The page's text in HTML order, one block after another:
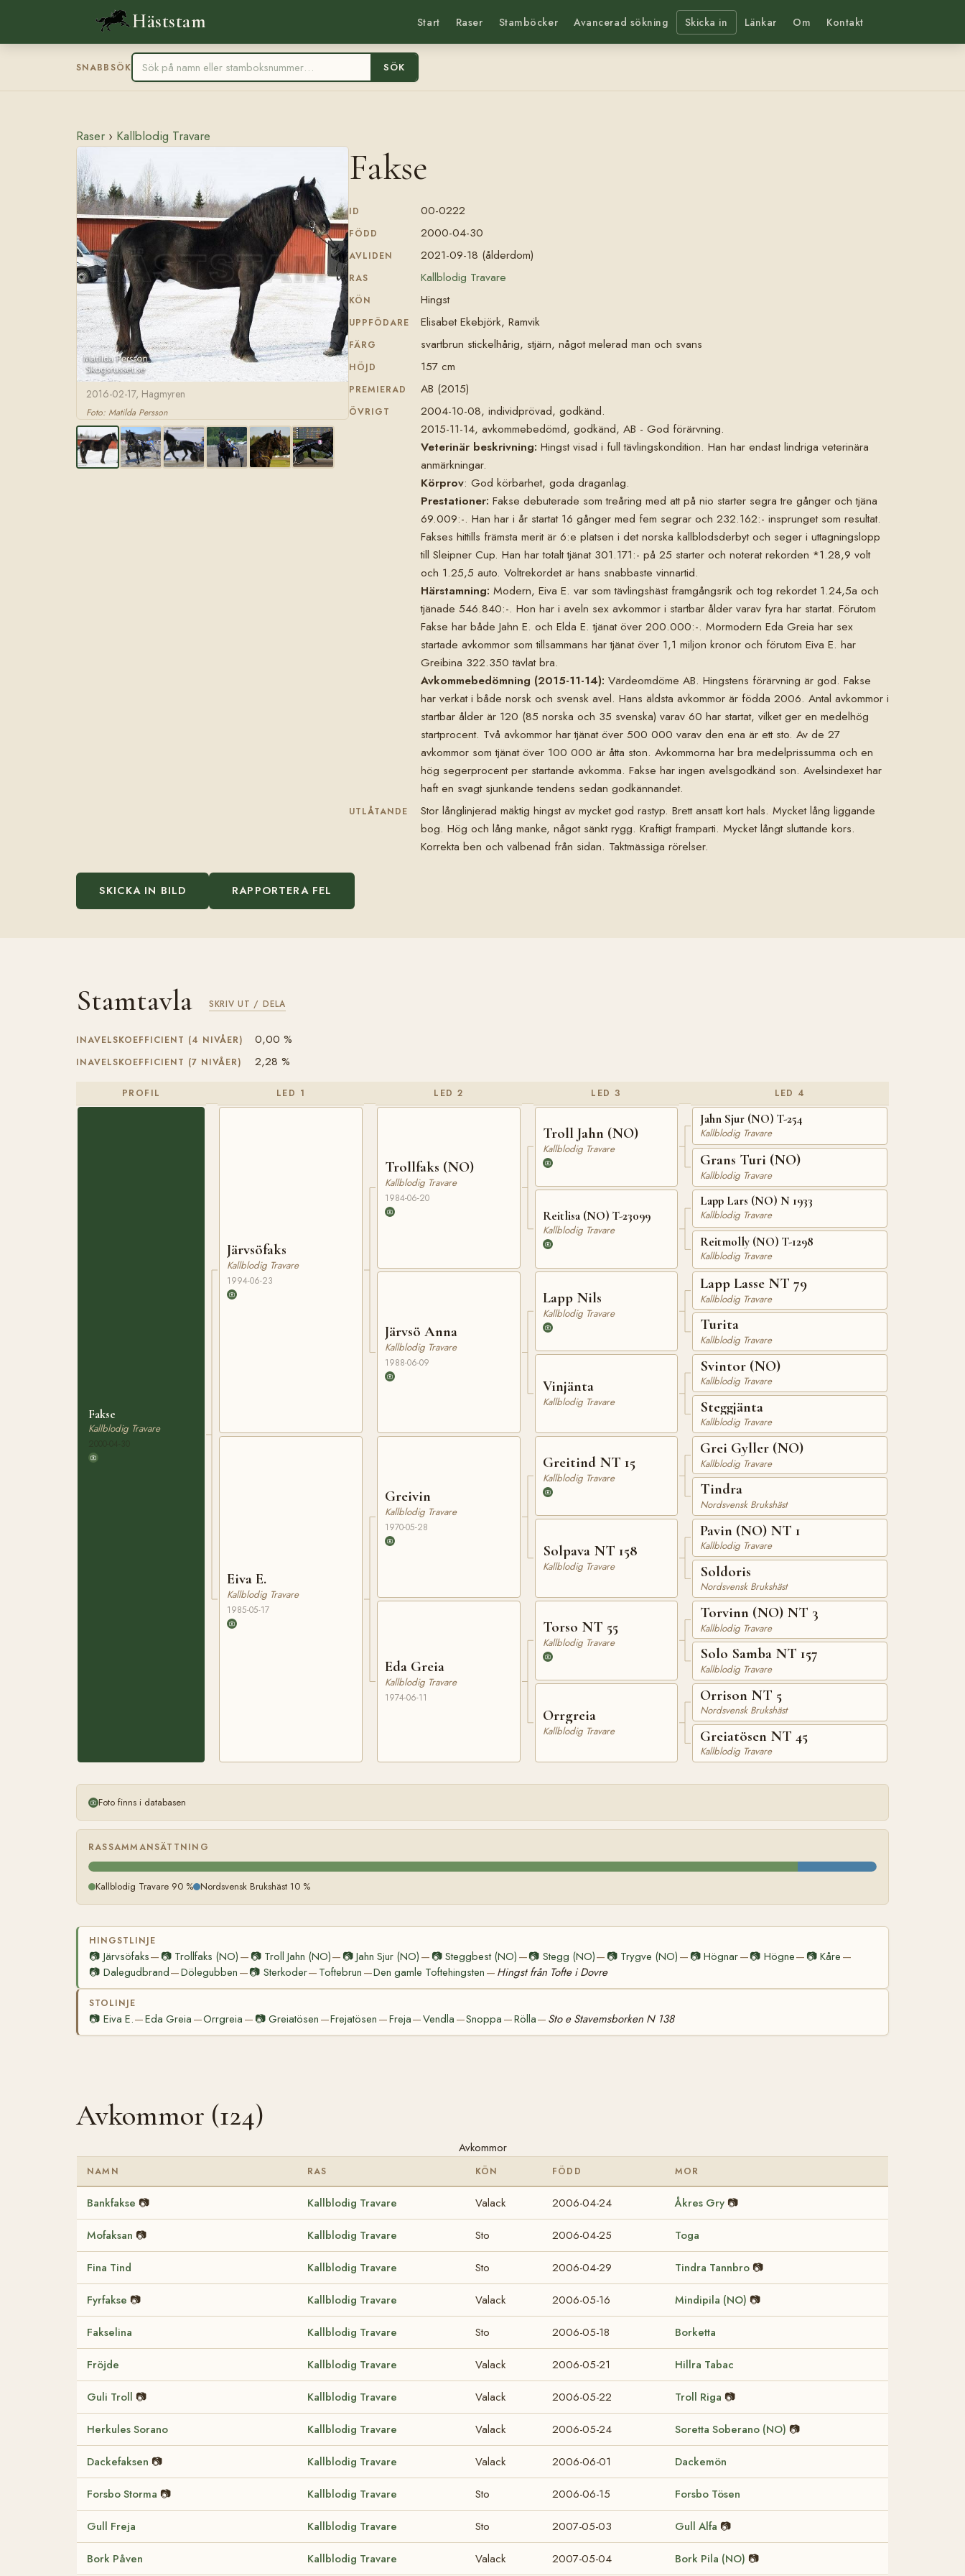
Häststam Start Raser Stamböcker Avancerad sökning Skicka in Länkar Om Kontakt
SNABBSÖK SÖK
Raser › Kallblodig Travare
2016-02-17, Hagmyren
Foto: Matilda Persson
Fakse
ID 00-0222
FÖDD 2000-04-30
AVLIDEN 2021-09-18 (ålderdom)
RAS Kallblodig Travare
KÖN Hingst
UPPFÖDARE Elisabet Ekebjörk, Ramvik
FÄRG svartbrun stickelhårig, stjärn, något melerad man och svans
HÖJD 157 cm
PREMIERAD AB (2015)
ÖVRIGT
2004-10-08, individprövad, godkänd.
2015-11-14, avkommebedömd, godkänd, AB - God förärvning.
Veterinär beskrivning: Hingst visad i full tävlingskondition. Han har endast lindriga veterinära
anmärkningar.
Körprov: God körbarhet, goda draganlag.
Prestationer: Fakse debuterade som treåring med att på nio starter segra tre gånger och tjäna
69.009:-. Han har i år startat 16 gånger med fem segrar och 232.162:- insprunget som resultat.
Fakses hittills främsta merit är 6:e platsen i det norska kallblodsderbyt och seger i uttagningslopp
till Sleipner Cup. Han har totalt tjänat 301.171:- på 25 starter och noterat rekorden *1.28,9 volt
och 1.25,5 auto. Voltrekordet är hans snabbaste vinnartid.
Härstamning: Modern, Eiva E. var som tävlingshäst framgångsrik och tog rekordet 1.24,5a och
tjänade 546.840:-. Hon har i aveln sex avkommor i startbar ålder varav fyra har startat. Förutom
Fakse har både Jahn E. och Elda E. tjänat över 200.000:-. Mormodern Eda Greia har sex
startade avkommor som tillsammans har tjänat över 1,1 miljon kronor och förutom Eiva E. har
Greibina 322.350 tävlat bra.
Avkommebedömning (2015-11-14): Värdeomdöme AB. Hingstens förärvning är god. Fakse
har verkat i både norsk och svensk avel. Hans äldsta avkommor är födda 2006. Antal avkommor i
startbar ålder är 120 (85 norska och 35 svenska) varav 60 har startat, vilket ger en medelhög
startprocent. Två avkommor har tjänat över 500 000 varav den ena är ett sto. Av de 27
avkommor som tjänat över 100 000 är åtta ston. Avkommorna har bra medelprissumma och en
hög segerprocent per startande avkomma. Fakse har ingen avelsgodkänd son. Avelsindexet har
haft en svagt sjunkande tendens sedan godkännandet.
UTLÅTANDE
Stor långlinjerad mäktig hingst av mycket god rastyp. Brett ansatt kort hals. Mycket lång liggande
bog. Hög och lång manke, något sänkt rygg. Kraftigt framparti. Mycket långt sluttande kors.
Korrekta ben och välbenad från sidan. Taktmässiga rörelser.
SKICKA IN BILD RAPPORTERA FEL
Stamtavla SKRIV UT / DELA
INAVELSKOEFFICIENT (4 NIVÅER) 0,00 %
INAVELSKOEFFICIENT (7 NIVÅER) 2,28 %
PROFIL
Fakse
Kallblodig Travare
LED 1
Järvsöfaks
Kallblodig Travare
1994-06-23
Eiva E.
Kallblodig Travare
1985-05-17
LED 2
Trollfaks (NO)
Kallblodig Travare
1984-06-20
Järvsö Anna
Kallblodig Travare
1988-06-09
Greivin
Kallblodig Travare
1970-05-28
Eda Greia
Kallblodig Travare
1974-06-11
LED 3
Troll Jahn (NO)
Kallblodig Travare
Reitlisa (NO) T-23099
Kallblodig Travare
Lapp Nils
Kallblodig Travare
Vinjänta
Kallblodig Travare
Greitind NT 15
Kallblodig Travare
Solpava NT 158
Kallblodig Travare
Torso NT 55
Kallblodig Travare
Orrgreia
Kallblodig Travare
LED 4
Jahn Sjur (NO) T-254
Kallblodig Travare
Grans Turi (NO)
Kallblodig Travare
Lapp Lars (NO) N 1933
Kallblodig Travare
Reitmolly (NO) T-1298
Kallblodig Travare
Lapp Lasse NT 79
Kallblodig Travare
Turita
Kallblodig Travare
Svintor (NO)
Kallblodig Travare
Steggjänta
Kallblodig Travare
Grei Gyller (NO)
Kallblodig Travare
Tindra
Nordsvensk Brukshäst
Pavin (NO) NT 1
Kallblodig Travare
Soldoris
Nordsvensk Brukshäst
Torvinn (NO) NT 3
Kallblodig Travare
Solo Samba NT 157
Kallblodig Travare
Orrison NT 5
Nordsvensk Brukshäst
Greiatösen NT 45
Kallblodig Travare
Foto finns i databasen
RASSAMMANSÄTTNING
Kallblodig Travare 90 % Nordsvensk Brukshäst 10 %
HINGSTLINJE
📷 Järvsöfaks— 📷 Trollfaks (NO) — 📷 Troll Jahn (NO)— 📷 Jahn Sjur (NO) — 📷Steggbest (NO) —📷 Stegg (NO)— 📷 Trygve (NO) — 📷Högnar—📷 Högne— 📷Kåre —
📷 Dalegudbrand—Dölegubben —📷 Sterkoder— Toftebrun —Den gamle Toftehingsten — Hingst från Tofte i Dovre
STOLINJE
📷 Eiva E.—Eda Greia —Orrgreia — 📷Greiatösen —Frejatösen —Freja—Vendla —Snoppa —Rölla— Sto e Stavemsborken N 138
Avkommor (124)
Avkommor
NAMN RAS KÖN FÖDD MOR
Bankfakse 📷 Kallblodig Travare Valack 2006-04-24 Åkres Gry 📷
Mofaksan 📷 Kallblodig Travare Sto 2006-04-25 Toga
Fina Tind Kallblodig Travare Sto 2006-04-29 Tindra Tannbro 📷
Fyrfakse 📷 Kallblodig Travare Valack 2006-05-16 Mindipila (NO) 📷
Fakselina Kallblodig Travare Sto 2006-05-18 Borketta
Fröjde Kallblodig Travare Valack 2006-05-21 Hillra Tabac
Guli Troll 📷 Kallblodig Travare Valack 2006-05-22 Troll Riga 📷
Herkules Sorano Kallblodig Travare Valack 2006-05-24 Soretta Soberano (NO) 📷
Dackefaksen 📷 Kallblodig Travare Valack 2006-06-01 Dackemön
Forsbo Storma 📷 Kallblodig Travare Sto 2006-06-15 Forsbo Tösen
Gull Freja Kallblodig Travare Sto 2007-05-03 Gull Alfa 📷
Bork Påven Kallblodig Travare Valack 2007-05-04 Bork Pila (NO) 📷